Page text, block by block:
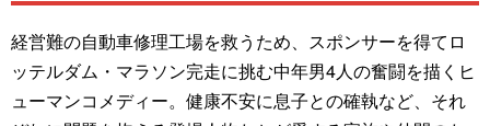
経営難の自動車修理工場を救うため、スポンサーを得てロ
ッテルダム・マラソン完走に挑む中年男4人の奮闘を描くヒ
ューマンコメディー。健康不安に息子との確執など、それ